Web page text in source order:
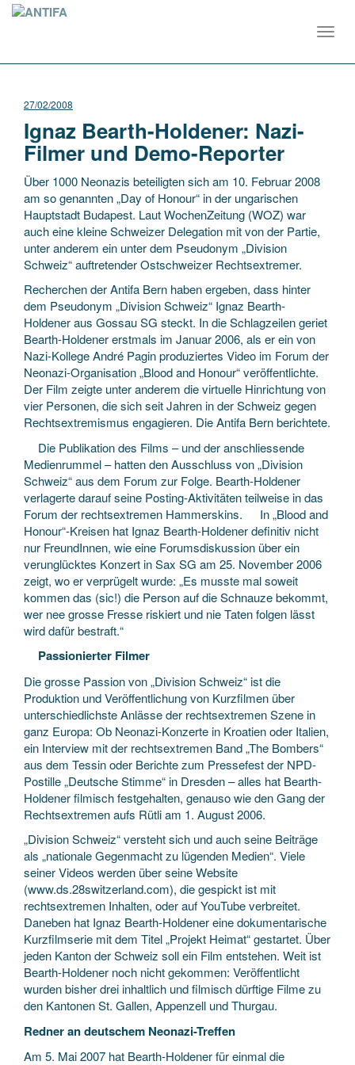
27/02/2008
Ignaz Bearth-Holdener: Nazi-
Filmer und Demo-Reporter
Über 1000 Neonazis beteiligten sich am 10. Februar 2008
am so genannten „Day of Honour“ in der ungarischen
Hauptstadt Budapest. Laut WochenZeitung (WOZ) war
auch eine kleine Schweizer Delegation mit von der Partie,
unter anderem ein unter dem Pseudonym „Division
Schweiz“ auftretender Ostschweizer Rechtsextremer.
Recherchen der Antifa Bern haben ergeben, dass hinter
dem Pseudonym „Division Schweiz“ Ignaz Bearth-
Holdener aus Gossau SG steckt. In die Schlagzeilen geriet
Bearth-Holdener erstmals im Januar 2006, als er ein von
Nazi-Kollege André Pagin produziertes Video im Forum der
Neonazi-Organisation „Blood and Honour“ veröffentlichte.
Der Film zeigte unter anderem die virtuelle Hinrichtung von
vier Personen, die sich seit Jahren in der Schweiz gegen
Rechtsextremismus engagieren. Die Antifa Bern berichtete.
Die Publikation des Films – und der anschliessende
Medienrummel – hatten den Ausschluss von „Division
Schweiz“ aus dem Forum zur Folge. Bearth-Holdener
verlagerte darauf seine Posting-Aktivitäten teilweise in das
Forum der rechtsextremen Hammerskins. In „Blood and
Honour“-Kreisen hat Ignaz Bearth-Holdener definitiv nicht
nur FreundInnen, wie eine Forumsdiskussion über ein
verunglücktes Konzert in Sax SG am 25. November 2006
zeigt, wo er verprügelt wurde: „Es musste mal soweit
kommen das (sic!) die Person auf die Schnauze bekommt,
wer nee grosse Fresse riskiert und nie Taten folgen lässt
wird dafür bestraft.“
Passionierter Filmer
Die grosse Passion von „Division Schweiz“ ist die
Produktion und Veröffentlichung von Kurzfilmen über
unterschiedlichste Anlässe der rechtsextremen Szene in
ganz Europa: Ob Neonazi-Konzerte in Kroatien oder Italien,
ein Interview mit der rechtsextremen Band „The Bombers“
aus dem Tessin oder Berichte zum Pressefest der NPD-
Postille „Deutsche Stimme“ in Dresden – alles hat Bearth-
Holdener filmisch festgehalten, genauso wie den Gang der
Rechtsextremen aufs Rütli am 1. August 2006.
„Division Schweiz“ versteht sich und auch seine Beiträge
als „nationale Gegenmacht zu lügenden Medien“. Viele
seiner Videos werden über seine Website
(www.ds.28switzerland.com), die gespickt ist mit
rechtsextremen Inhalten, oder auf YouTube verbreitet.
Daneben hat Ignaz Bearth-Holdener eine dokumentarische
Kurzfilmserie mit dem Titel „Projekt Heimat“ gestartet. Über
jeden Kanton der Schweiz soll ein Film entstehen. Weit ist
Bearth-Holdener noch nicht gekommen: Veröffentlicht
wurden bisher drei inhaltlich und filmisch dürftige Filme zu
den Kantonen St. Gallen, Appenzell und Thurgau.
Redner an deutschem Neonazi-Treffen
Am 5. Mai 2007 hat Bearth-Holdener für einmal die